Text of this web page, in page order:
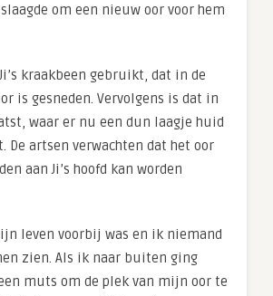
om een nieuw oor voor hem
kraakbeen gebruikt, dat in de
is gesneden. Vervolgens is dat in
waar er nu een dun laagje huid
De artsen verwachten dat het oor
aan Ji’s hoofd kan worden
leven voorbij was en ik niemand
zien. Als ik naar buiten ging
muts om de plek van mijn oor te